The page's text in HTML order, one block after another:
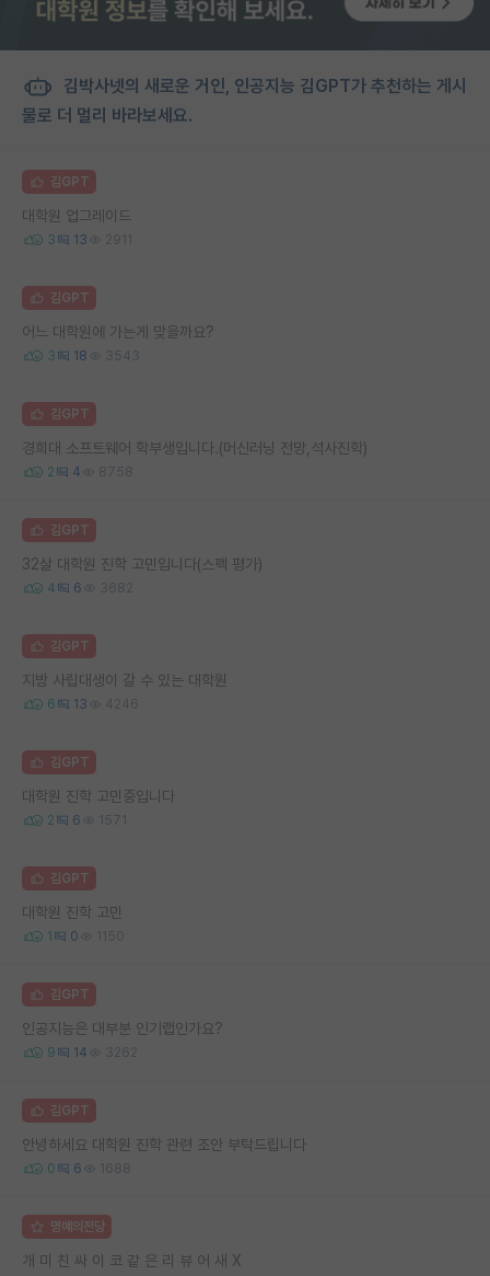
김박사넷의 새로운 거인, 인공지능 김GPT가 추천하는 게시
물로 더 멀리 바라보세요.
김GPT
대학원 업그레이드
3 13 2911
김GPT
어느 대학원에 가는게 맞을까요?
3 18 3543
김GPT
경희대 소프트웨어 학부생입니다.(머신러닝 전망,석사진학)
2 4 8758
김GPT
32살 대학원 진학 고민입니다(스펙 평가)
4 6 3682
김GPT
지방 사립대생이 갈 수 있는 대학원
6 13 4246
김GPT
대학원 진학 고민중입니다
2 6 1571
김GPT
대학원 진학 고민
1 0 1150
김GPT
인공지능은 대부분 인기랩인가요?
9 14 3262
김GPT
안녕하세요 대학원 진학 관련 조안 부탁드립니다
0 6 1688
명예의전당
개 미 친 싸 이 코 같 은 리 뷰 어 새 X